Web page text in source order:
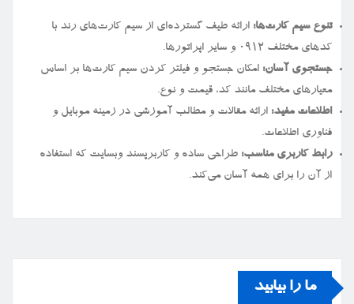
تنوع سیم کارت‌ها: ارائه طیف گسترده‌ای از سیم کارت‌های رند با
کدهای مختلف ۰۹۱۲ و سایر اپراتورها.
جستجوی آسان: امکان جستجو و فیلتر کردن سیم کارت‌ها بر اساس
معیارهای مختلف مانند کد، قیمت و نوع.
اطلاعات مفید: ارائه مقالات و مطالب آموزشی در زمینه موبایل و
فناوری اطلاعات.
رابط کاربری مناسب: طراحی ساده و کاربرپسند وبسایت که استفاده
از آن را برای همه آسان می‌کند.
ما را بیابید